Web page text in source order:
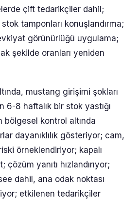
çift tedarikçiler dahil;
tamponları konuşlandırma;
görünürlüğü uygulama;
şekilde oranları yeniden
mustang girişimi şokları
6-8 haftalık bir stok yastığı
bölgesel kontrol altında
dayanıklılık gösteriyor; cam,
örneklendiriyor; kapalı
çözüm yanıtı hızlandırıyor;
dahil, ana odak noktası
etkilenen tedarikçiler